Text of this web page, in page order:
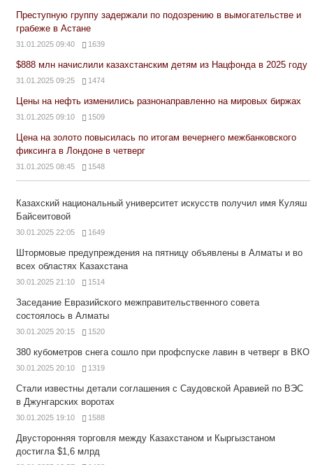
Преступную группу задержали по подозрению в вымогательстве и
грабеже в Астане
31.01.2025 09:40 1639
$888 млн начислили казахстанским детям из Нацфонда в 2025 году
31.01.2025 09:25 1474
Цены на нефть изменились разнонаправленно на мировых биржах
31.01.2025 09:10 1509
Цена на золото повысилась по итогам вечернего межбанковского
фиксинга в Лондоне в четверг
31.01.2025 08:45 1548
Казахский национальный университет искусств получил имя Куляш
Байсеитовой
30.01.2025 22:05 1649
Штормовые предупреждения на пятницу объявлены в Алматы и во
всех областях Казахстана
30.01.2025 21:10 1514
Заседание Евразийского межправительственного совета
состоялось в Алматы
30.01.2025 20:15 1520
380 кубометров снега сошло при профспуске лавин в четверг в ВКО
30.01.2025 20:10 1319
Стали известны детали соглашения с Саудовской Аравией по ВЭС
в Джунгарских воротах
30.01.2025 19:10 1588
Двусторонняя торговля между Казахстаном и Кыргызстаном
достигла $1,6 млрд